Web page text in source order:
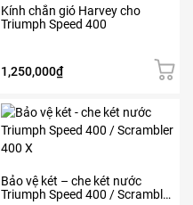
Kính chắn gió Harvey cho
Triumph Speed 400
1,250,000₫
có
nhiều
Các
chọn
có
thể
chọn
Bảo vệ két – che két nước
Triumph Speed 400 / Scrambler
Sản
phẩm
này
nhiều
biến